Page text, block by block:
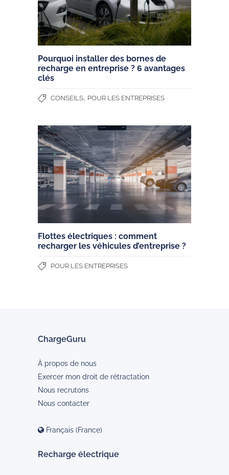
Pourquoi installer des bornes de
recharge en entreprise ? 6 avantages
clés
CONSEILS, POUR LES ENTREPRISES
Flottes électriques : comment
recharger les véhicules d’entreprise ?
POUR LES ENTREPRISES
ChargeGuru
À propos de nous
Exercer mon droit de rétractation
Nous recrutons
Nous contacter
Français (France)
Recharge électrique